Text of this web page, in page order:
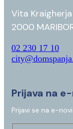
Vita
2000
02 230 17 10
Prijava na
Prijavi se na e-